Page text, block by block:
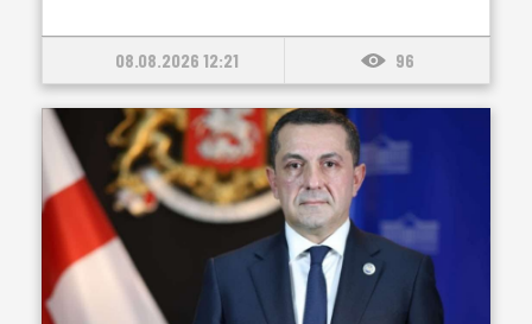
08.08.2026 12:21 96